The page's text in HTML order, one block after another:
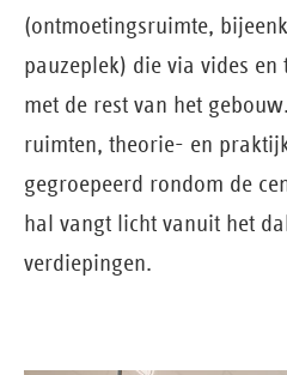
(ontmoetingsruimte,
pauzeplek) die via vides
met de rest van het
ruimten, theorie- en
gegroepeerd rondom de
hal vangt licht vanuit het
verdiepingen.